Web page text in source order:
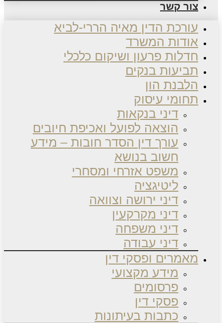
צור קשר
עורכת הדין מאיה הררי-לביא
אודות המשרד
חדלות פרעון ושיקום כלכלי
תביעות בנקים
הלבנת הון
תחומי עיסוק
דיני בנקאות
הוצאה לפועל ואכיפת חיובים
עורך דין הסדר חובות – מידע
חשוב בנושא
משפט אזרחי ומסחרי
ליטיגציה
דיני ירושה וצוואה
דיני מקרקעין
דיני משפחה
דיני עבודה
מאמרים ופסקי דין
מידע מקצועי
פרסומים
פסקי דין
כתבות בעיתונות